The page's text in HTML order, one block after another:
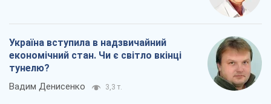
Україна вступила в надзвичайний
економічний стан. Чи є світло вкінці
тунелю?
Вадим Денисенко 3,3 т.